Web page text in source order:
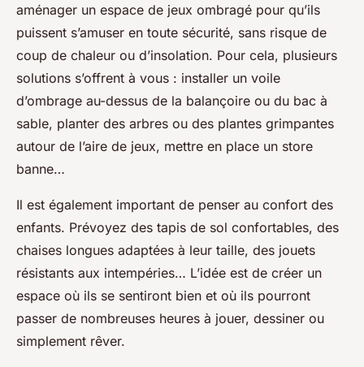
aménager un espace de jeux ombragé pour qu’ils
puissent s’amuser en toute sécurité, sans risque de
coup de chaleur ou d’insolation. Pour cela, plusieurs
solutions s’offrent à vous : installer un voile
d’ombrage au-dessus de la balançoire ou du bac à
sable, planter des arbres ou des plantes grimpantes
autour de l’aire de jeux, mettre en place un store
banne…
Il est également important de penser au confort des
enfants. Prévoyez des tapis de sol confortables, des
chaises longues adaptées à leur taille, des jouets
résistants aux intempéries… L’idée est de créer un
espace où ils se sentiront bien et où ils pourront
passer de nombreuses heures à jouer, dessiner ou
simplement rêver.